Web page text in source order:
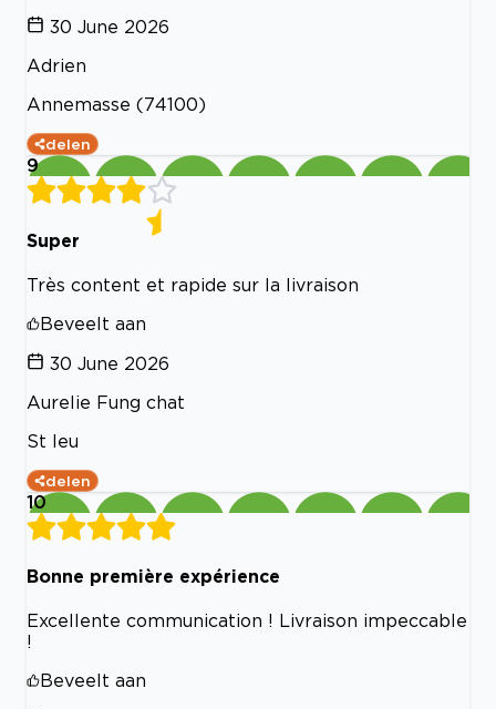
30 June 2026
Adrien
Annemasse (74100)
delen
9
Super
Très content et rapide sur la livraison
Beveelt aan
30 June 2026
Aurelie Fung chat
St leu
delen
10
Bonne première expérience
Excellente communication ! Livraison impeccable
!
Beveelt aan